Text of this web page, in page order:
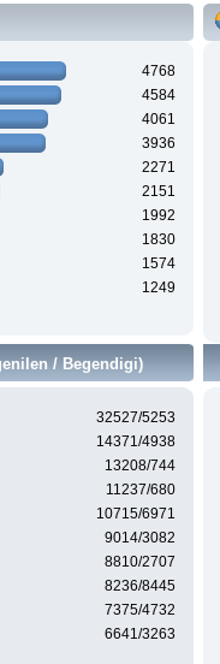
4768
4584
4061
3936
2271
2151
1992
1830
1574
1249
/ Begendigi)
32527/5253
14371/4938
13208/744
11237/680
10715/6971
9014/3082
8810/2707
8236/8445
7375/4732
6641/3263